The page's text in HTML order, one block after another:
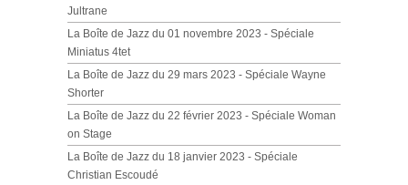
Jultrane
La Boîte de Jazz du 01 novembre 2023 - Spéciale
Miniatus 4tet
La Boîte de Jazz du 29 mars 2023 - Spéciale Wayne
Shorter
La Boîte de Jazz du 22 février 2023 - Spéciale Woman
on Stage
La Boîte de Jazz du 18 janvier 2023 - Spéciale
Christian Escoudé